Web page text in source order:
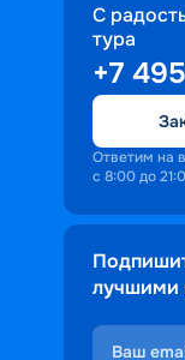
С
тура
+7
Ответим на
с 8:00 до
лучшими